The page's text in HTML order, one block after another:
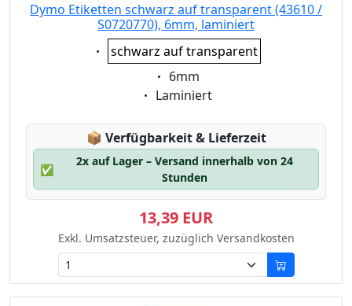
Dymo Etiketten schwarz auf transparent (43610 /
S0720770), 6mm, laminiert
Eigenschaft:
schwarz auf transparent
Eigenschaft:
6mm
Eigenschaft:
Laminiert
📦 Lagerstatus:
Verfügbarkeit & Lieferzeit
✅
2x auf Lager – Versand innerhalb von 24
Stunden
13,39 EUR
Exkl. Umsatzsteuer, zuzüglich Versandkosten